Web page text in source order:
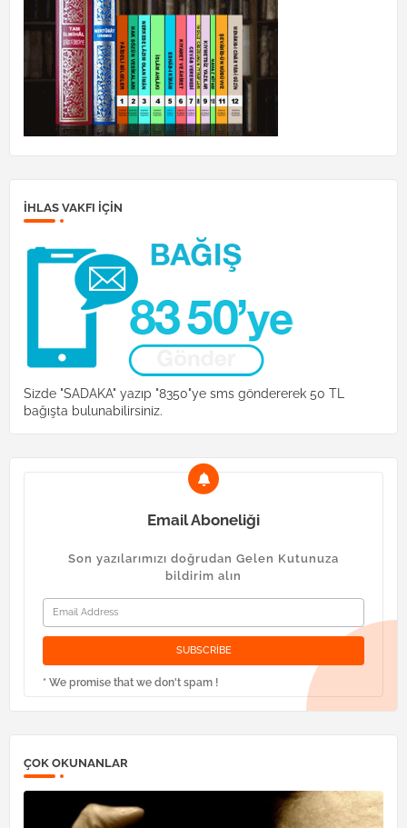
İHLAS VAKFI IÇIN
Sizde "SADAKA" yazıp "8350"ye sms göndererek 50 TL
bağışta bulunabilirsiniz.
Email Aboneliği
Son yazılarımızı doğrudan Gelen Kutunuza
bildirim alın
* We promise that we don't spam !
ÇOK OKUNANLAR